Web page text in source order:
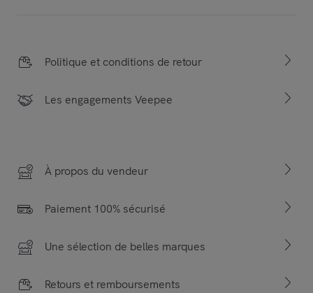
Politique et conditions de retour
Les engagements Veepee
À propos du vendeur
Paiement 100% sécurisé
Une sélection de belles marques
Retours et remboursements